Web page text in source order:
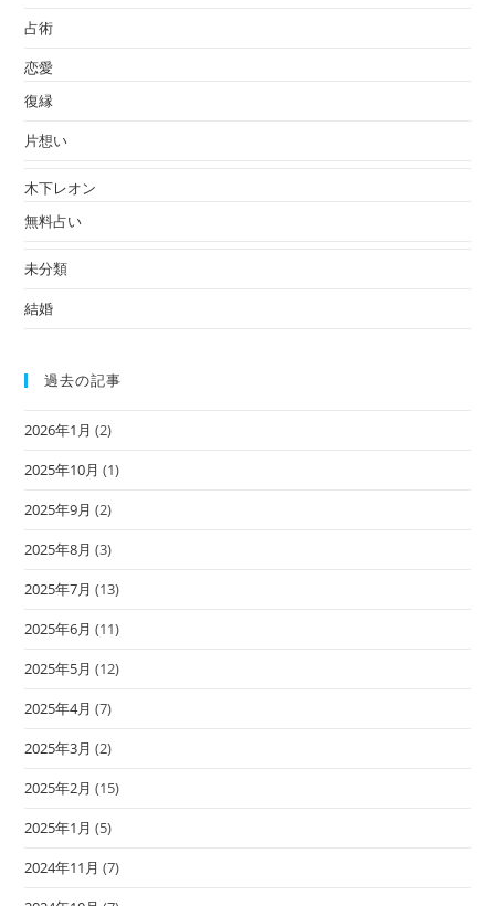
占術
恋愛
復縁
片想い
木下レオン
無料占い
未分類
結婚
過去の記事
2026年1月 (2)
2025年10月 (1)
2025年9月 (2)
2025年8月 (3)
2025年7月 (13)
2025年6月 (11)
2025年5月 (12)
2025年4月 (7)
2025年3月 (2)
2025年2月 (15)
2025年1月 (5)
2024年11月 (7)